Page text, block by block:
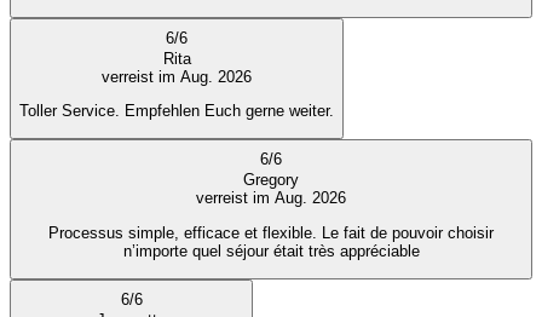
6/6
Rita
verreist im Aug. 2026
Toller Service. Empfehlen Euch gerne weiter.
6/6
Gregory
verreist im Aug. 2026
Processus simple, efficace et flexible. Le fait de pouvoir choisir
n’importe quel séjour était très appréciable
6/6